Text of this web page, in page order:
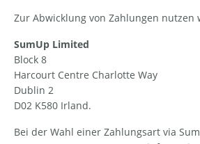
Zur Abwicklung von Zahlungen
SumUp Limited
Block 8
Harcourt Centre Charlotte Way
Dublin 2
D02 K580 Irland.
Bei der Wahl einer Zahlungsart via